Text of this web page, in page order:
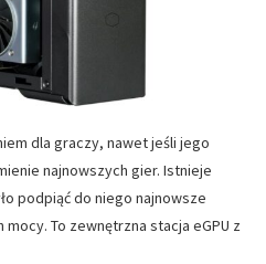
dla graczy, nawet jeśli jego
najnowszych gier. Istnieje
podpiąć do niego najnowsze
To zewnętrzna stacja eGPU z